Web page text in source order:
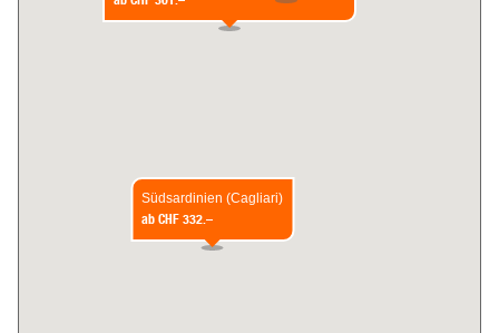
Südsardinien (Cagliari)
ab CHF 332.–